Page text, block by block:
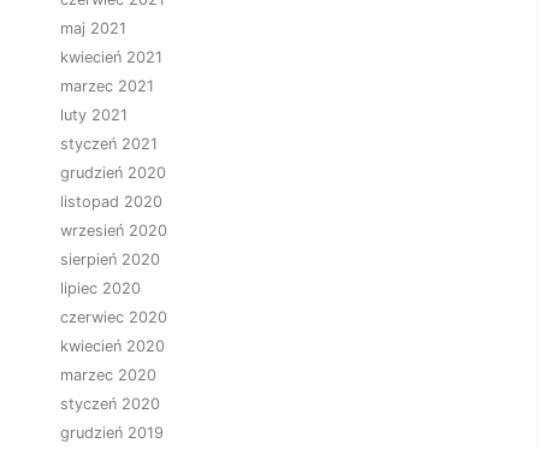
maj 2021
kwiecień 2021
marzec 2021
luty 2021
styczeń 2021
grudzień 2020
listopad 2020
wrzesień 2020
sierpień 2020
lipiec 2020
czerwiec 2020
kwiecień 2020
marzec 2020
styczeń 2020
grudzień 2019